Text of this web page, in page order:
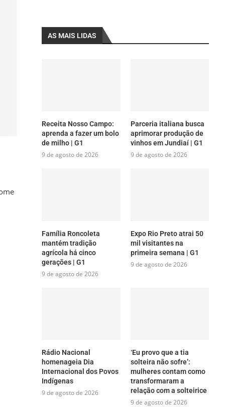
AS MAIS LIDAS
Receita Nosso Campo:
aprenda a fazer um bolo
de milho | G1
9 de agosto de 2026
Parceria italiana busca
aprimorar produção de
vinhos em Jundiaí | G1
9 de agosto de 2026
Família Roncoleta
mantém tradição
agrícola há cinco
gerações | G1
9 de agosto de 2026
Expo Rio Preto atrai 50
mil visitantes na
primeira semana | G1
9 de agosto de 2026
Rádio Nacional
homenageia Dia
Internacional dos Povos
Indígenas
9 de agosto de 2026
‘Eu provo que a tia
solteira não sofre’:
mulheres contam como
transformaram a
relação com a solteirice
9 de agosto de 2026